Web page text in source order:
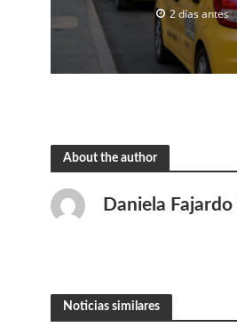
2 días antes
About the author
Daniela
Noticias similares